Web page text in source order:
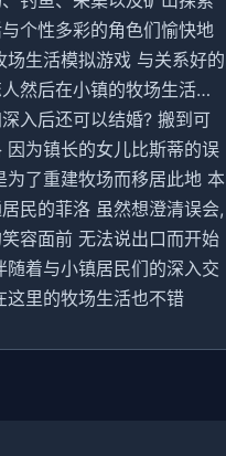
个性多彩的角色们愉快地
场生活模拟游戏 与关系好的
然后在小镇的牧场生活…
入后还可以结婚? 搬到可
因为镇长的女儿比斯蒂的误
为了重建牧场而移居此地 本
民的菲洛 虽然想澄清误会,
容面前 无法说出口而开始
随着与小镇居民们的深入交
这里的牧场生活也不错